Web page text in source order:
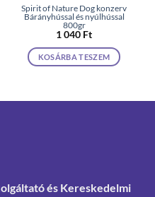
Spirit of Nature Dog konzerv
Bárányhússal és nyúlhússal
800gr
1 040 Ft
KOSÁRBA TESZEM
és Kereskedelmi